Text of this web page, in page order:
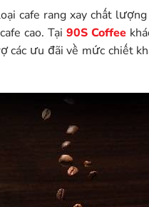
cafe rang xay chất
cao. Tại90S Coffee
ưu đãi về mức chiết